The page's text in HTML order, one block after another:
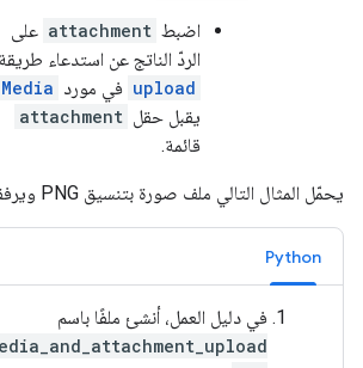
اضبط attachment على
الردّ الناتج عن استدعاء طريقة
upload في مورد Media
يقبل حقل attachment
قائمة.
يحمّل المثال التالي ملف صورة بتنسيق PNG ويرفقه برسالة.
Python
في دليل العمل، أنشئ ملفًا باسم